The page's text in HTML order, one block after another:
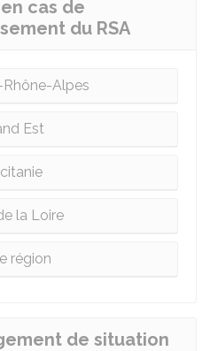
cas de
du RSA
Alpes
Est
la Loire
région
de situation